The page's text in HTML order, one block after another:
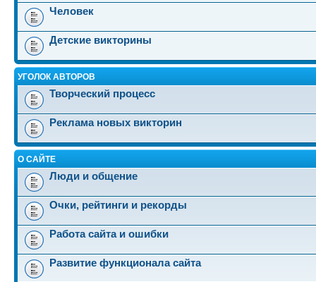
Человек
Детские викторины
УГОЛОК АВТОРОВ
Творческий процесс
Реклама новых викторин
О САЙТЕ
Люди и общение
Очки, рейтинги и рекорды
Работа сайта и ошибки
Развитие функционала сайта